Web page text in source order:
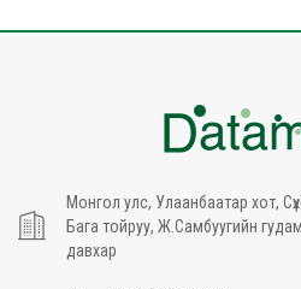
Монгол улс, Улаанбаатар хот,
Бага тойруу, Ж.Самбуугийн
давхар